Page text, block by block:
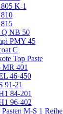
K-1
Q NB 50
PMY 45
C
Top Paste
MR 401
46-450
91-21
84-201
96-402
M-S 1 Reihe